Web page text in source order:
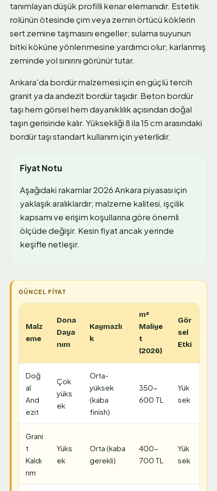
tanımlayan düşük profilli kenar elemanıdır. Estetik
rolünün ötesinde çim veya zemin örtücü köklerin
sert zemine taşmasını engeller; sulama suyunun
bitki köküne yönlenmesine yardımcı olur; karlanmış
zeminde yol sınırını görünür tutar.
Ankara'da bordür malzemesi için en güçlü tercih
granit ya da andezit bordür taşıdır. Beton bordür
taşı hem görsel hem dayanıklılık açısından doğal
taşın gerisinde kalır. Yüksekliği 8 ila 15 cm arasındaki
bordür taşı standart kullanım için yeterlidir.
Fiyat Notu
Aşağıdaki rakamlar 2026 Ankara piyasası için
yaklaşık aralıklardır; malzeme kalitesi, işçilik
kapsamı ve erişim koşullarına göre önemli
ölçüde değişir. Kesin fiyat ancak yerinde
keşifle netleşir.
Malz
eme
Dona
Daya
nım
Kaymazlı
k
m²
Maliye
t
(2026)
Gör
sel
Etki
Doğ
al
And
ezit
Çok
yüks
ek
Orta-
yüksek
(kaba
finish)
350-
600 TL
Yük
sek
Grani
t
Kaldı
rım
Yüks
ek
Orta (kaba
gerekli)
400-
700 TL
Yük
sek